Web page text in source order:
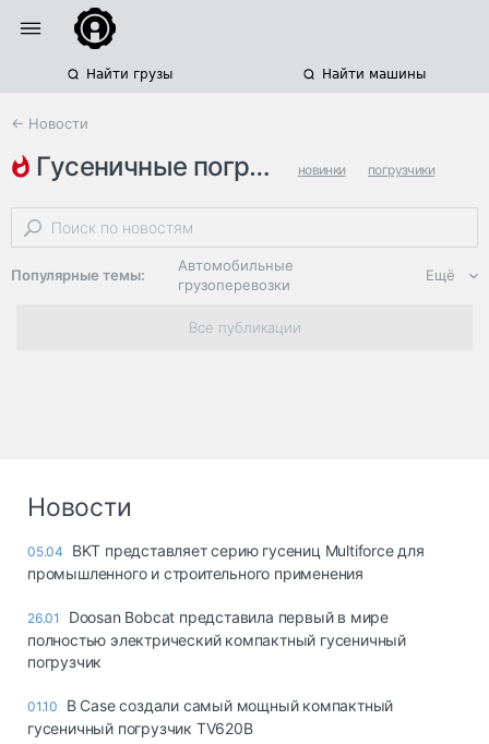
Найти грузы Найти машины
← Новости
гусеничные погрузчики новинки погрузчики
строительная техника
Популярные темы:
Автомобильные
грузоперевозки
Региональная
логистика
опасные грузы
страхование
грузовые
терминалы
Ещё
Все публикации
Новости
05.04
BKT представляет серию гусениц Multiforce для
промышленного и строительного применения
26.01
Doosan Bobcat представила первый в мире
полностью электрический компактный гусеничный
погрузчик
01.10
В Case создали самый мощный компактный
гусеничный погрузчик TV620B